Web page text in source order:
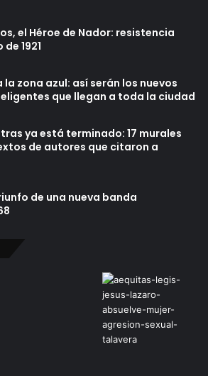
el Héroe de Nador: resistencia
1921
la zona azul: así serán los nuevos
que llegan a toda la ciudad
ya está terminado: 17 murales
de autores que citaron a
de una nueva banda